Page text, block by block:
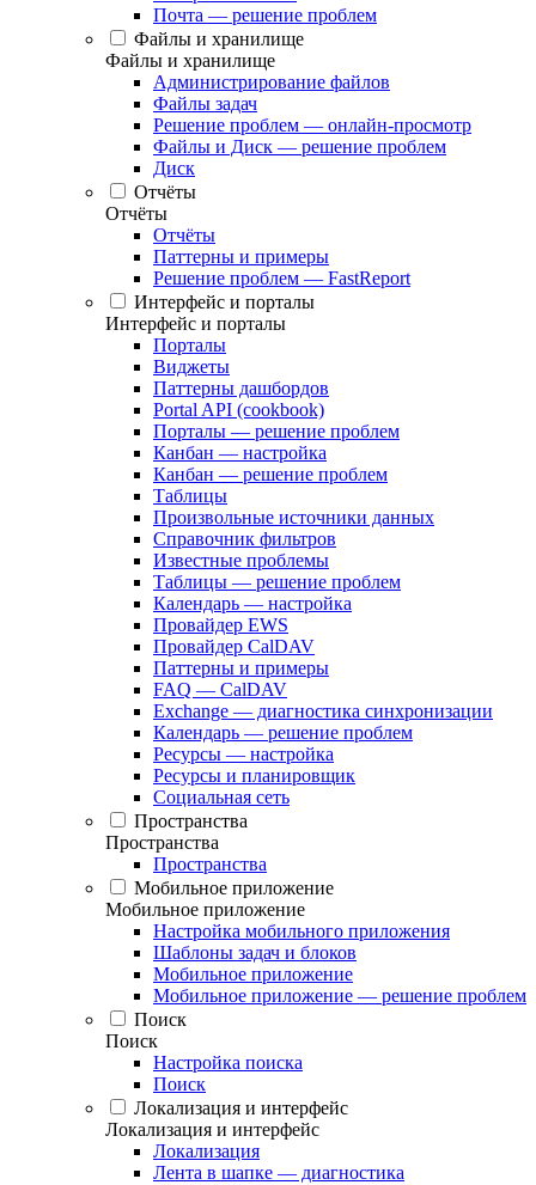
Почта — решение проблем
Файлы и хранилище
Файлы и хранилище
Администрирование файлов
Файлы задач
Решение проблем — онлайн-просмотр
Файлы и Диск — решение проблем
Диск
Отчёты
Отчёты
Отчёты
Паттерны и примеры
Решение проблем — FastReport
Интерфейс и порталы
Интерфейс и порталы
Порталы
Виджеты
Паттерны дашбордов
Portal API (cookbook)
Порталы — решение проблем
Канбан — настройка
Канбан — решение проблем
Таблицы
Произвольные источники данных
Справочник фильтров
Известные проблемы
Таблицы — решение проблем
Календарь — настройка
Провайдер EWS
Провайдер CalDAV
Паттерны и примеры
FAQ — CalDAV
Exchange — диагностика синхронизации
Календарь — решение проблем
Ресурсы — настройка
Ресурсы и планировщик
Социальная сеть
Пространства
Пространства
Пространства
Мобильное приложение
Мобильное приложение
Настройка мобильного приложения
Шаблоны задач и блоков
Мобильное приложение
Мобильное приложение — решение проблем
Поиск
Поиск
Настройка поиска
Поиск
Локализация и интерфейс
Локализация и интерфейс
Локализация
Лента в шапке — диагностика